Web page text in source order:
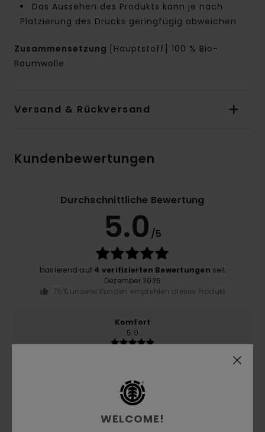
Das Aussehen des Produkts kann je nach
Platzierung des Drucks geringfügig abweichen
Zusammensetzung
[Hauptstoff] 100 % Bio-
Baumwolle
Versand & Rückversand
Kundenbewertungen
Durchschnittliche Bewertung
5.0 /5
basierend auf 4 verifizierten Bewertungen seit
Dezember 2025
75% unserer Kunden empfehlen dieses Produkt
Komfort
5.0
4.3
WELCOME!